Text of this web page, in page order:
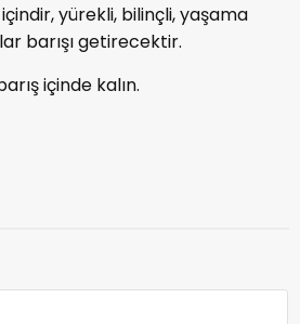
yürekli, bilinçli, yaşama
barışı getirecektir.
içinde kalın.